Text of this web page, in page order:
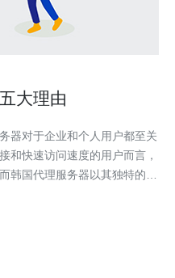
大理由
器对于企业和个人用户都至关
和快速访问速度的用户而言，
韩国代理服务器以其独特的优